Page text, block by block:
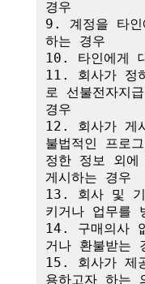
경우
9. 계정을 타인
하는 경우
10. 타인에게
11. 회사가 정
로 선불전자지
경우
12. 회사가 게
불법적인 프로
정한 정보 외에
게시하는 경우
13. 회사 및 기
키거나 업무를
14. 구매의사
거나 환불받는
15. 회사가 제
용하고자 하는